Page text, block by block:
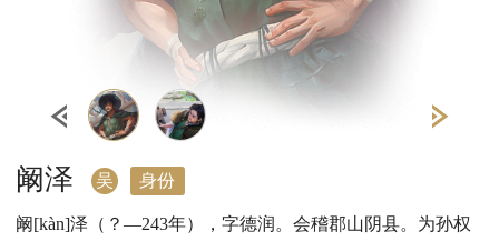
阚泽 吴 身份
阚[kàn]泽（？—243年），字德润。会稽郡山阴县。为孙权